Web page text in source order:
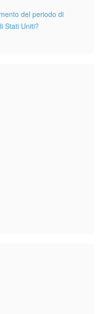
del periodo di
Stati Uniti?